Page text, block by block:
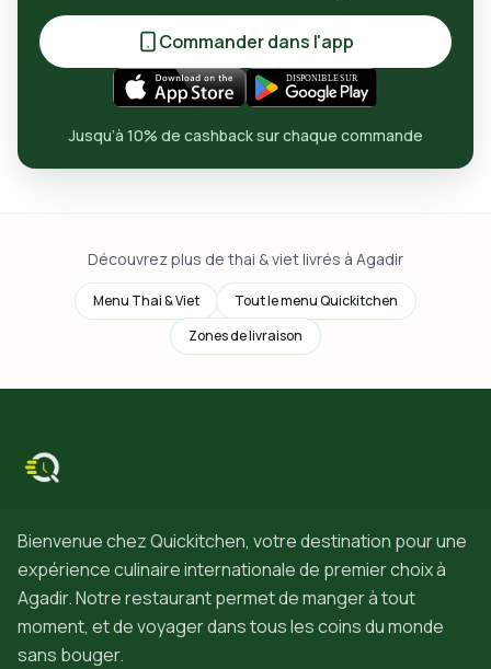
Commander dans l'app
Jusqu’à 10% de cashback sur chaque commande
Découvrez plus de thai & viet livrés à Agadir
Menu Thai & Viet
Tout le menu Quickitchen
Zones de livraison
Bienvenue chez Quickitchen, votre destination pour une
expérience culinaire internationale de premier choix à
Agadir. Notre restaurant permet de manger à tout
moment, et de voyager dans tous les coins du monde
sans bouger.